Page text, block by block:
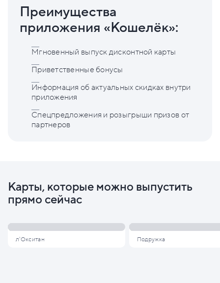
Преимущества
приложения «Кошелёк»:
Мгновенный выпуск дисконтной карты
Приветственные бонусы
Информация об актуальных скидках внутри
приложения
Спецпредложения и розыгрыши призов от
партнеров
Карты, которые можно выпустить
прямо сейчас
л'Окситан Подружка